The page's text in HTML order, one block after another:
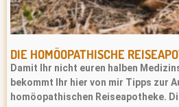
DIE HOMÖOPATHISCHE
Damit Ihr nicht euren halben
bekommt Ihr hier von mir Tipps zur
homöopathischen Reiseapotheke.